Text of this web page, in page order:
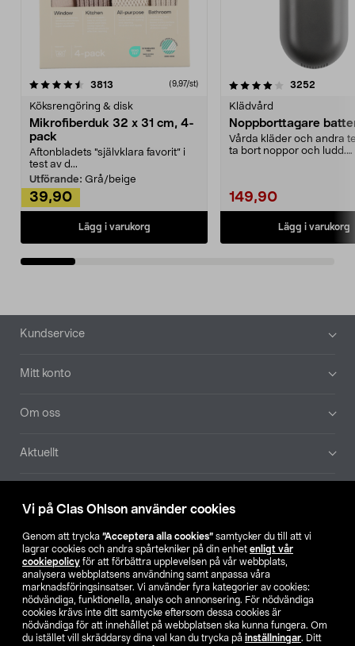
Vi på Clas Ohlson använder cookies
Genom att trycka ”Acceptera alla cookies” samtycker du till att vi
lagrar cookies och andra spårtekniker på din enhet enligt vår
cookiepolicy för att förbättra upplevelsen på vår webbplats,
analysera webbplatsens användning samt anpassa våra
marknadsföringsinsatser. Vi använder fyra kategorier av cookies:
nödvändiga, funktionella, analys och annonsering. För nödvändiga
cookies krävs inte ditt samtycke eftersom dessa cookies är
nödvändiga för att innehållet på webbplatsen ska kunna fungera. Om
du istället vill skräddarsy dina val kan du trycka på inställningar. Ditt
3813 (9,97/st)
Köksrengöring & disk
Mikrofiberduk 32 x 31 cm, 4-
pack
Aftonbladets "självklara favorit” i
test av d...
Utförande: Grå/beige
39,90
Lägg i varukorg
4.0av 5 stjärnor 3252
Klädvård
Noppborttagare
Vårda kläder och andra
ta bort noppor och ludd.
149,90
Lägg i varukorg
4.5av 5 stjärnor
Sidfot
Kundservice
Mitt konto
Om oss
Aktuellt
Hitta butik
SE NO FI